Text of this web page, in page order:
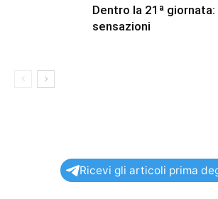
Dentro la 21ª
sensazioni
Ricevi gli articoli prima